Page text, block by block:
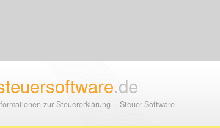
.de
zur Steuererklärung + Steuer-Software